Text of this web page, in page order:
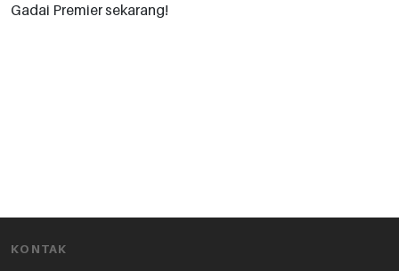
Gadai Premier sekarang!
KONTAK